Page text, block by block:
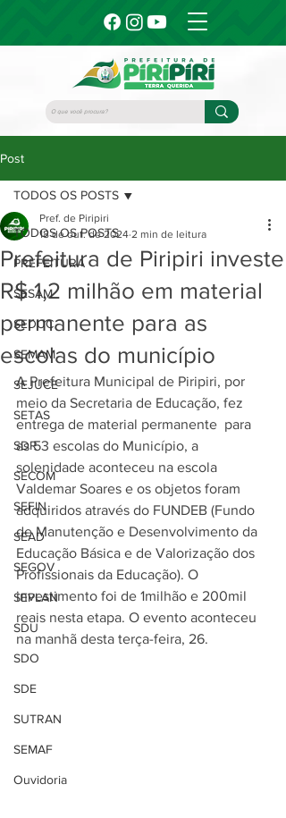
Post
TODOS OS POSTS
PREFEITURA
SESAM
SEDUC
SEMAM
SEJUCE
SETAS
SDR
SECOM
SEFIN
SEAD
SEGOV
SEPLAN
SDU
SDO
SDE
SUTRAN
SEMAF
Ouvidoria
TODOS OS POSTS
Prefeitura de Piripiri investe
R$ 1,2 milhão em material
permanente para as
escolas do município
Pref. de Piripiri
18 de out. de 2024 2 min de leitura
A Prefeitura Municipal de Piripiri, por
meio da Secretaria de Educação, fez
entrega de material permanente  para
as 53 escolas do Município, a
solenidade aconteceu na escola
Valdemar Soares e os objetos foram
adquiridos através do FUNDEB (Fundo
de Manutenção e Desenvolvimento da
Educação Básica e de Valorização dos
Profissionais da Educação). O
investimento foi de 1milhão e 200mil
reais nesta etapa. O evento aconteceu
na manhã desta terça-feira, 26.